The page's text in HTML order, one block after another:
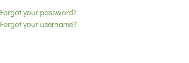
Forgot your password?
Forgot your username?